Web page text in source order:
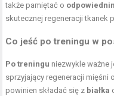
także pamiętać o
skutecznej regeneracji tkanek
Co jeść po treningu w
Po treningu niezwykle ważne
sprzyjający regeneracji mięśni
powinien składać się z białka